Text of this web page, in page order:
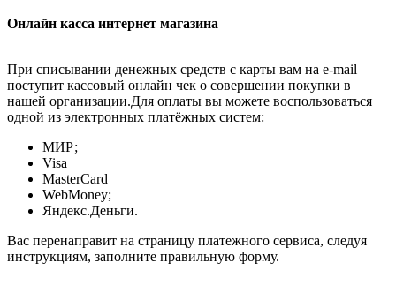
Онлайн касса интернет магазина
При списывании денежных средств с карты вам на e-mail
поступит кассовый онлайн чек о совершении покупки в
нашей организации.Для оплаты вы можете воспользоваться
одной из электронных платёжных систем:
МИР;
Visa
MasterCard
WebMoney;
Яндекс.Деньги.
Вас перенаправит на страницу платежного сервиса, следуя
инструкциям, заполните правильную форму.